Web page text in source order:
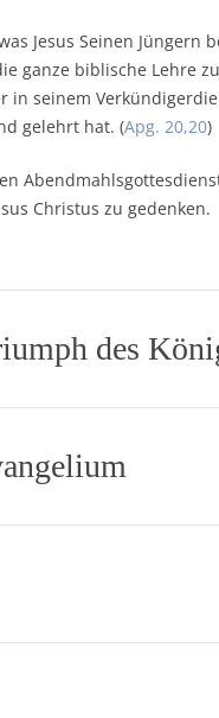
Jesus Seinen Jüngern
ganze biblische Lehre
in seinem
gelehrt hat. (Apg. 20,20)
Christus zu gedenken.
des